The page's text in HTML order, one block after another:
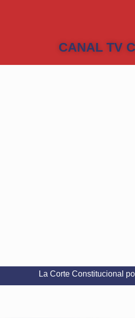
CANAL TV
Corte Constitucional pone límites